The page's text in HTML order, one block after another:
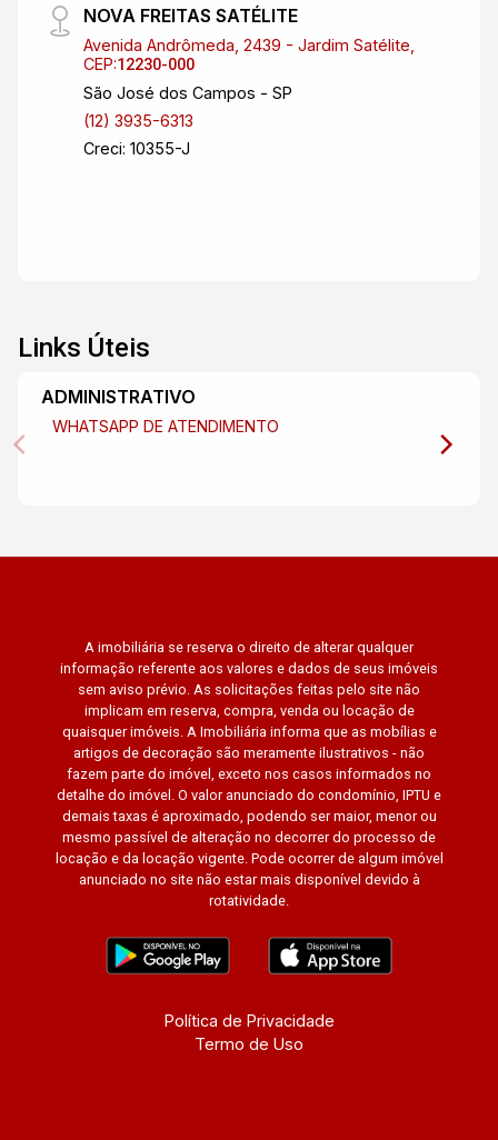
NOVA FREITAS SATÉLITE
Avenida Andrômeda, 2439 - Jardim Satélite,
CEP:12230-000
São José dos Campos - SP
(12) 3935-6313
Creci: 10355-J
Links Úteis
ADMINISTRATIVO
WHATSAPP DE ATENDIMENTO
A imobiliária se reserva o direito de alterar qualquer
informação referente aos valores e dados de seus imóveis
sem aviso prévio. As solicitações feitas pelo site não
implicam em reserva, compra, venda ou locação de
quaisquer imóveis. A Imobiliária informa que as mobílias e
artigos de decoração são meramente ilustrativos - não
fazem parte do imóvel, exceto nos casos informados no
detalhe do imóvel. O valor anunciado do condomínio, IPTU e
demais taxas é aproximado, podendo ser maior, menor ou
mesmo passível de alteração no decorrer do processo de
locação e da locação vigente. Pode ocorrer de algum imóvel
anunciado no site não estar mais disponível devido à
rotatividade.
Política de Privacidade
Termo de Uso